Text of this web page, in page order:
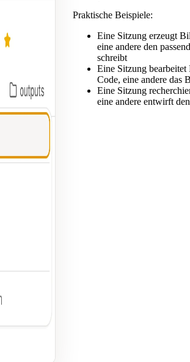
Praktische Beispiele:
Eine Sitzung erzeugt
eine andere den
schreibt
Eine Sitzung bearbeitet
Code, eine andere das
Eine Sitzung
eine andere entwirft